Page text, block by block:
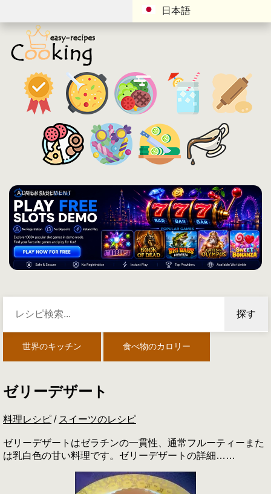
日本語
ADVERTISEMENT
探す
世界のキッチン 食べ物のカロリー
ゼリーデザート
料理レシピ / スイーツのレシピ
ゼリーデザートはゼラチンの一貫性、通常フルーティーまた
は乳白色の甘い料理です。ゼリーデザートの詳細……